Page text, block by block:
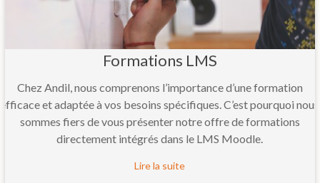
Formations LMS
Chez Andil, nous comprenons l’importance d’une formation
efficace et adaptée à vos besoins spécifiques. C’est pourquoi nous
sommes fiers de vous présenter notre offre de formations
directement intégrés dans le LMS Moodle.
Lire la suite